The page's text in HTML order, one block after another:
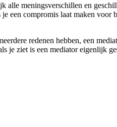
alle meningsverschillen en
een compromis laat maken voor
redenen hebben, een
je ziet is een mediator eigenlijk